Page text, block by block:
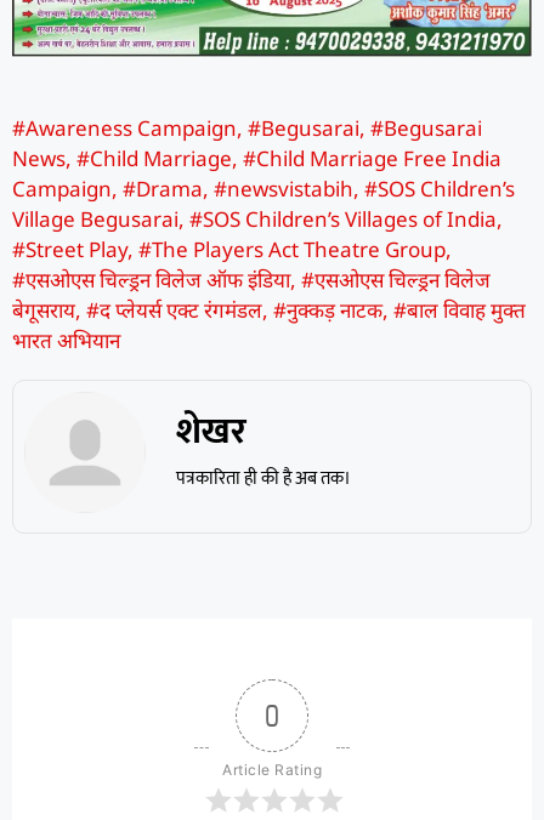
#Awareness Campaign, #Begusarai, #Begusarai
News, #Child Marriage, #Child Marriage Free India
Campaign, #Drama, #newsvistabih, #SOS Children’s
Village Begusarai, #SOS Children’s Villages of India,
#Street Play, #The Players Act Theatre Group,
#एसओएस चिल्ड्रन विलेज ऑफ इंडिया, #एसओएस चिल्ड्रन विलेज
बेगूसराय, #द प्लेयर्स एक्ट रंगमंडल, #नुक्कड़ नाटक, #बाल विवाह मुक्त
भारत अभियान
शेखर
पत्रकारिता ही की है अब तक।
0
Article Rating